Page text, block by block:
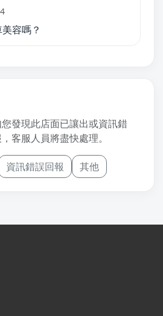
容嗎？
發現此店面已讓出或資訊錯
客服人員將盡快處理。
資訊錯誤回報 其他